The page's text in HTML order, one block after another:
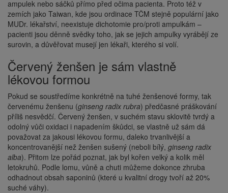
ampulek nebo sáčků přímo před očima pacienta. Proto též v
zemích jako Taiwan, kde jsou ordinace TČM stejně populární jako
MUDr. lékařství, neexistuje dichotomie pro/proti ampulkám –
pacienti jsou děnně svědky toho, jak se jejich ampulky vyrábějí ze
surovin, a důvěřovat musejí jen lékaři, kterého si volí.
Červený ženšen je sám vlastně
lékovou formou
Pokud se soustředíme konkrétně na tuhé ženšenové formy, tak
červenému ženšenu (ginseng radix rubra) předčasné práškování
příliš nesvědčí. Červený ženšen, v suchém stavu sklovitě tvrdý a
odolný vůči oxidaci i napadením škůdci, se vlastně už sám dá
považovat za jakousi lékovou formu, daleko trvanlivější a
koncentrovanější než ženšen sušený (neboli bílý, ginseng radix
alba). Přitom lze pořád poznat, jak byl kořen velký a kolik měl
letokruhů. Podle lomu, vůně a chuti můžeme dokonce zhruba
odhadnout obsah saponinů (které u kvalitní drogy tvoří až 20%
suché váhy).